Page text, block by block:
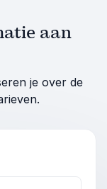
aan
je over de